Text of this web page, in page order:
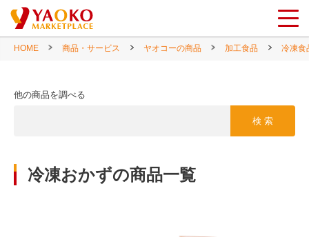
HOME 商品・サービス ヤオコーの商品 加工食品 冷凍食
他の商品を調べる
検 索
冷凍おかずの商品一覧